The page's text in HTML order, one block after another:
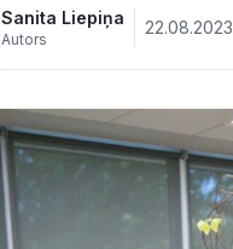
Sanita Liepiņa
Autors
22.08.2023